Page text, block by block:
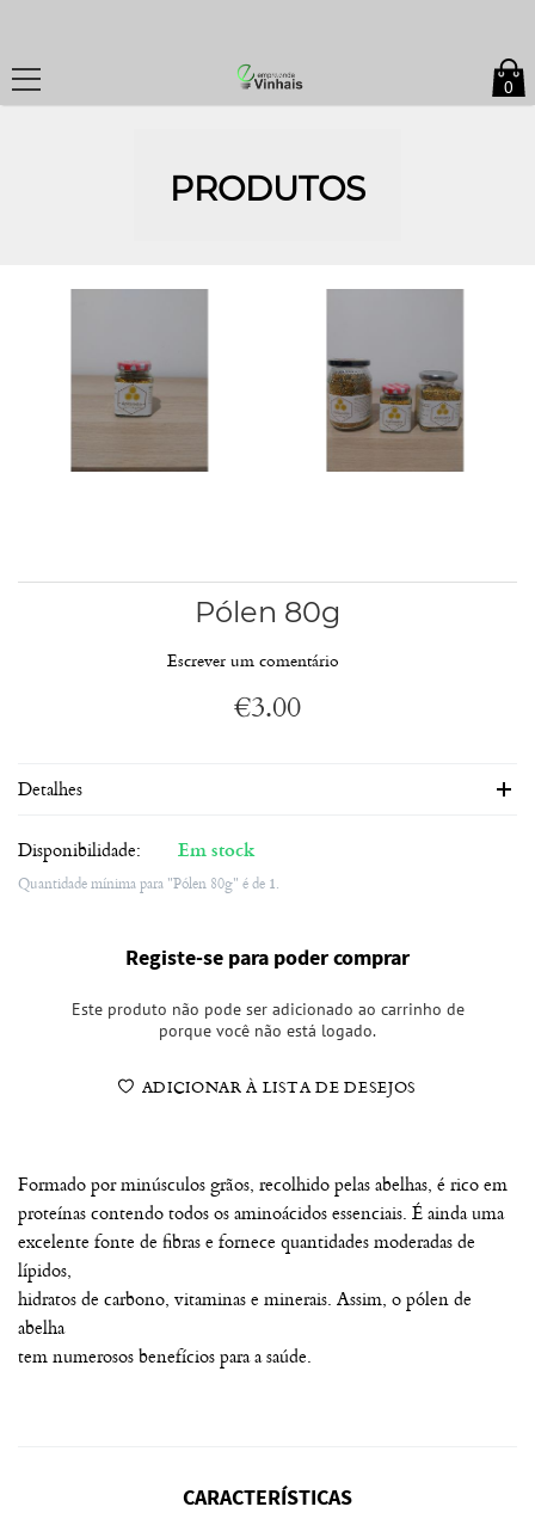
0
PRODUTOS
Pólen 80g
Escrever um comentário
€3.00
Detalhes
Disponibilidade: Em stock
Quantidade mínima para "Pólen 80g" é de 1.
Registe-se para poder comprar
Este produto não pode ser adicionado ao carrinho de
porque você não está logado.
ADICIONAR À LISTA DE DESEJOS
Formado por minúsculos grãos, recolhido pelas abelhas, é rico em
proteínas contendo todos os aminoácidos essenciais. É ainda uma
excelente fonte de fibras e fornece quantidades moderadas de
lípidos,
hidratos de carbono, vitaminas e minerais. Assim, o pólen de
abelha
tem numerosos benefícios para a saúde.
CARACTERÍSTICAS